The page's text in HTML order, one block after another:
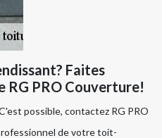
Faites
RG PRO Couverture!
possible, contactez RG PRO
de votre toit-